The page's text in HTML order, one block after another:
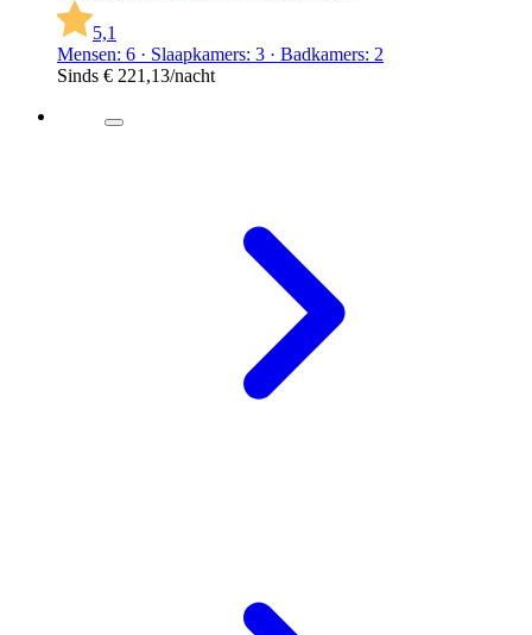
5,1
Mensen: 6 · Slaapkamers: 3 · Badkamers: 2
Sinds € 221,13/nacht